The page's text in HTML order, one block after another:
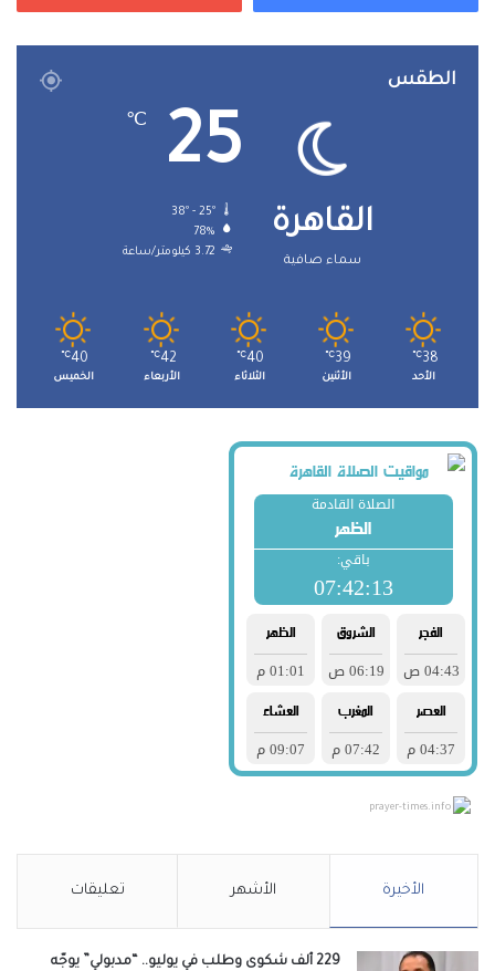
الطقس
القاهرة
سماء صافية
25
℃
38º - 25º
78%
3.72 كيلومتر/ساعة
38
℃
الأحد
39
℃
الأثنين
40
℃
الثلاثاء
42
℃
الأربعاء
40
℃
الخميس
prayer-times.info
الأخيرة الأشهر تعليقات
229 ألف شكوى وطلب في يوليو.. “مدبولي” يوجّه